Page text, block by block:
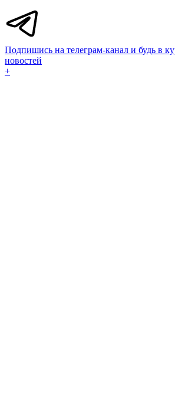
Подпишись на телеграм-канал и будь в
новостей
+